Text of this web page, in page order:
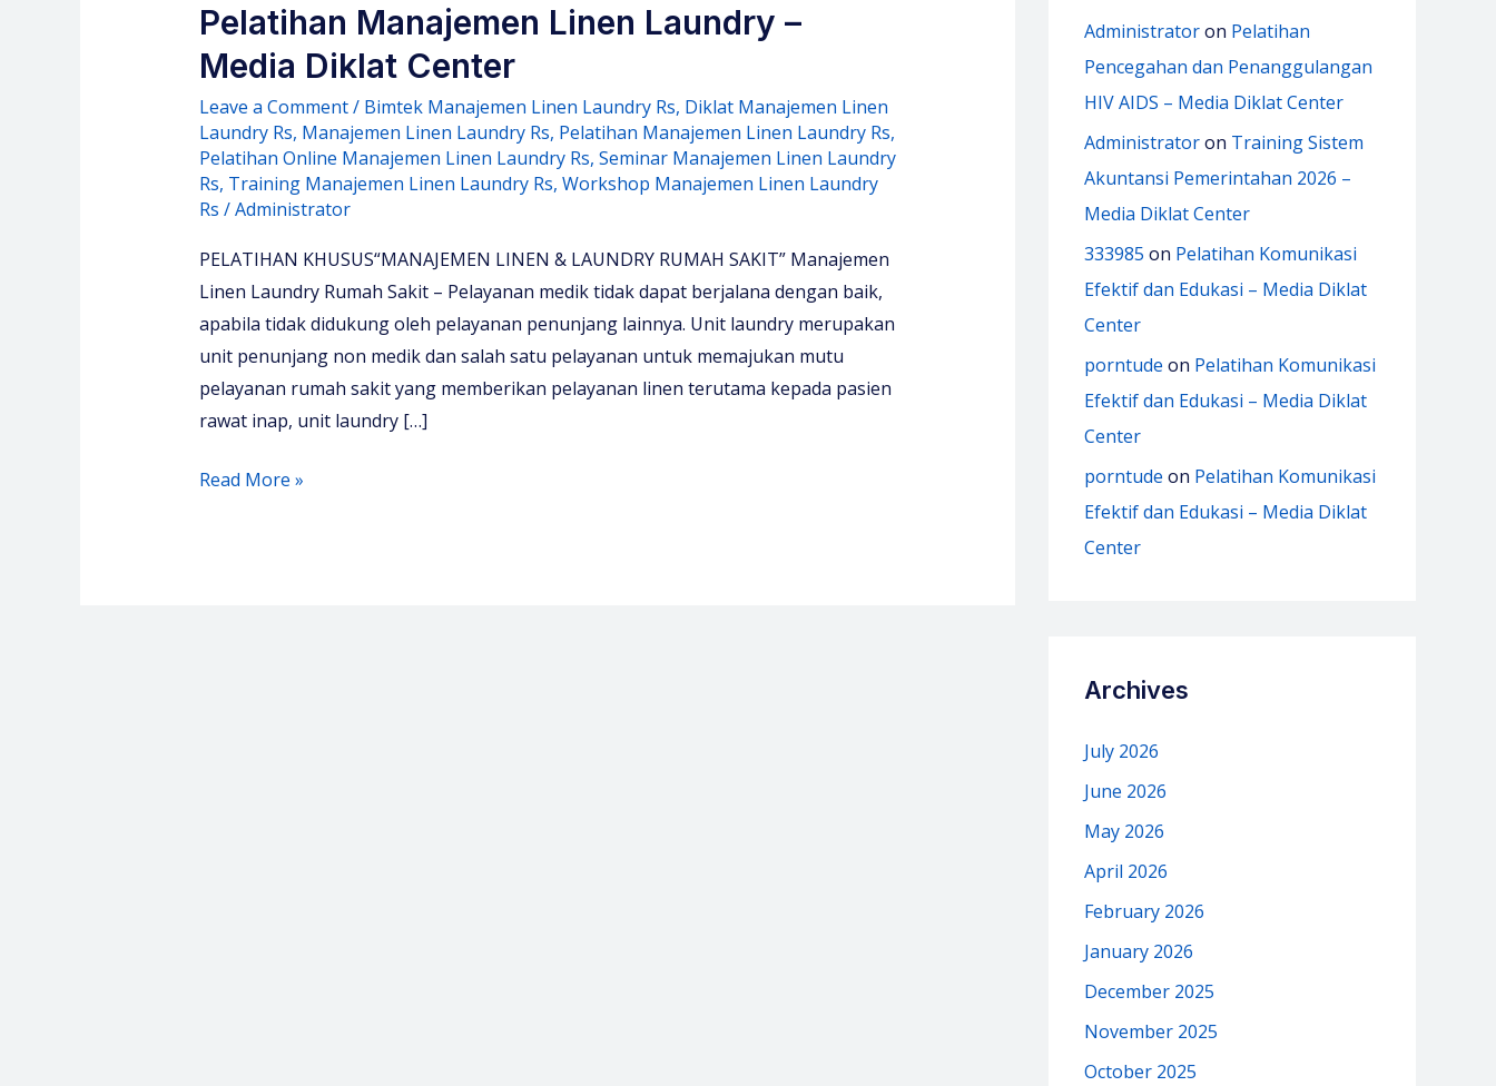
Pelatihan Manajemen Linen Laundry –
Media Diklat Center
Leave a Comment/ Bimtek Manajemen Linen Laundry Rs, Diklat Manajemen Linen
Laundry Rs, Manajemen Linen Laundry Rs, Pelatihan Manajemen Linen Laundry Rs,
Pelatihan Online Manajemen Linen Laundry Rs, Seminar Manajemen Linen Laundry
Rs, Training Manajemen Linen Laundry Rs, Workshop Manajemen Linen Laundry
Rs /Administrator
PELATIHAN KHUSUS“MANAJEMEN LINEN & LAUNDRY RUMAH SAKIT” Manajemen
Linen Laundry Rumah Sakit – Pelayanan medik tidak dapat berjalana dengan baik,
apabila tidak didukung oleh pelayanan penunjang lainnya. Unit laundry merupakan
unit penunjang non medik dan salah satu pelayanan untuk memajukan mutu
pelayanan rumah sakit yang memberikan pelayanan linen terutama kepada pasien
rawat inap, unit laundry […]
Pelatihan
Read More »
Administratoron Pelatihan
Pencegahan dan Penanggulangan
HIV AIDS – Media Diklat Center
Administratoron Training Sistem
Akuntansi Pemerintahan 2026 –
Media Diklat Center
333985 on Pelatihan Komunikasi
Efektif dan Edukasi – Media Diklat
Center
porntude on Pelatihan Komunikasi
Efektif dan Edukasi – Media Diklat
Center
porntude on Pelatihan Komunikasi
Efektif dan Edukasi – Media Diklat
Center
Archives
July 2026
June 2026
May 2026
April 2026
February 2026
January 2026
December 2025
November 2025
October 2025